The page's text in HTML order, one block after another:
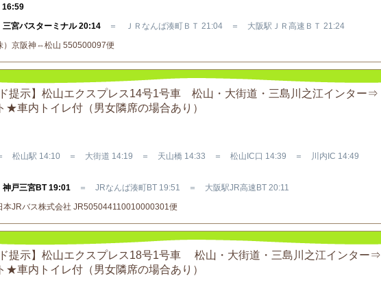
16:59
三宮バスターミナル 20:14 ＝ ＪＲなんば湊町ＢＴ 21:04 ＝ 大阪駅ＪＲ高速ＢＴ 21:24
）京阪神⇔松山 550500097便
提示】松山エクスプレス14号1号車 松山・大街道・三島川之江インター⇒
車内トイレ付（男女隣席の場合あり）
松山駅 14:10 ＝ 大街道 14:19 ＝ 天山橋 14:33 ＝ 松山IC口 14:39 ＝ 川内IC 14:49
神戸三宮BT 19:01 ＝ JRなんば湊町BT 19:51 ＝ 大阪駅JR高速BT 20:11
本JRバス株式会社 JR505044110010000301便
提示】松山エクスプレス18号1号車 松山・大街道・三島川之江インター⇒
車内トイレ付（男女隣席の場合あり）